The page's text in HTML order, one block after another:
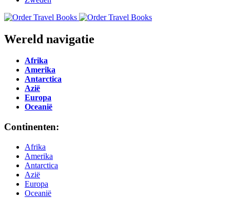
Wereld navigatie
Afrika
Amerika
Antarctica
Azië
Europa
Oceanië
Continenten:
Afrika
Amerika
Antarctica
Azië
Europa
Oceanië